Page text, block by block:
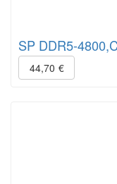
SP DDR5-
44,70 €